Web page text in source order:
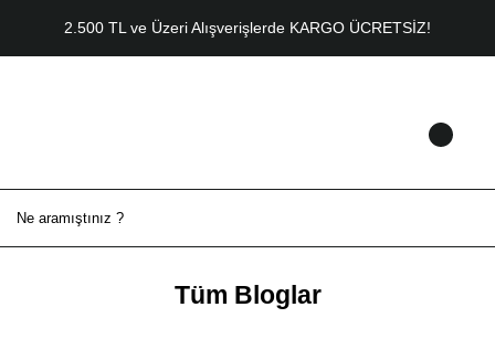
2.500 TL ve Üzeri Alışverişlerde KARGO ÜCRETSİZ!
Tüm Bloglar